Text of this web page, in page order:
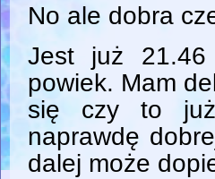
No ale dobra
Jest już 21.46
powiek. Mam
się czy to już
naprawdę
dalej może